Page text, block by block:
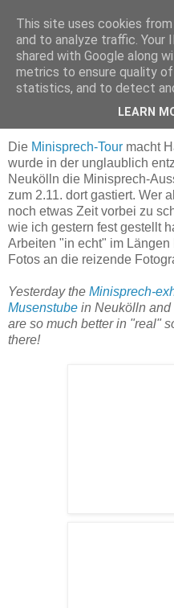
Nadine's
Sunday, September 13,
Minisprech
Die Minisprech-Tour macht
wurde in der unglaublich
Neukölln die Minisprech-
zum 2.11. dort gastiert. Wer
noch etwas Zeit vorbei zu
wie ich gestern fest gestellt
Arbeiten "in echt" im
Fotos an die reizende
Yesterday the Minisprech-
Musenstube in Neukölln and
are so much better in "real"
there!
This site uses cookies
and to analyze traffic. Your
shared with Google along
metrics to ensure quality
statistics, and to detect
LEARN